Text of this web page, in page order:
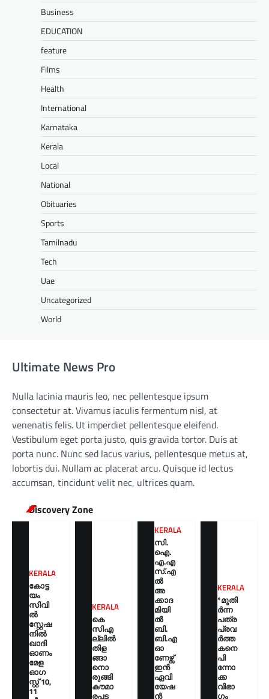
Business
EDUCATION
feature
Films
Health
International
Karnataka
Kerala
Local
National
Obituaries
Sports
Tamilnadu
Tech
Uae
Uncategorized
World
Ultimate News Pro
Nulla lacinia mauris leo, nec pellentesque ipsum
consectetur at. Vivamus iaculis fermentum nisl, at
venenatis felis. Ut imperdiet pellentesque eleifend.
Vestibulum eget porta justo, quis gravida tortor. Duis at
porta nunc. Nunc sed lacus varius, pellentesque metus at,
lobortis dui. Nullam ac placerat arcu. Quisque id lectus
accumsan, tincidunt velit nec, ultrices quam.
Discovery Zone
KERALA
കോട്ട
യം
സിവി
ൽ
സ്റ്റേഷ
നിൽ
ഖാദി
ഓണം
മേള
ഓഗ
സ്റ്റ് 10,
11
KERALA
കെ
സിഎ
ല്ലിൽ
തിള
ങ്ങാ
നൊ
രുങ്ങി
കൗമാ
രപ്പട
KERALA
സി.
ഐ.
എ.എ
സ്.എ
ൽ
അ
ക്കാദ
മിയി
ൽ
ബി.
ബി.എ
ഓ
ണേഴ്സ്
ഇൻ
ഏവി
യേഷ
ൻ
KERALA
*മുതി
ർന്ന
പത്ര
പ്രവ
ർത്ത
കനെ
പി
ന്നോ
ക്ക
വിഭാ
ഗം